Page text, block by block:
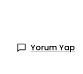
Yorum Yap